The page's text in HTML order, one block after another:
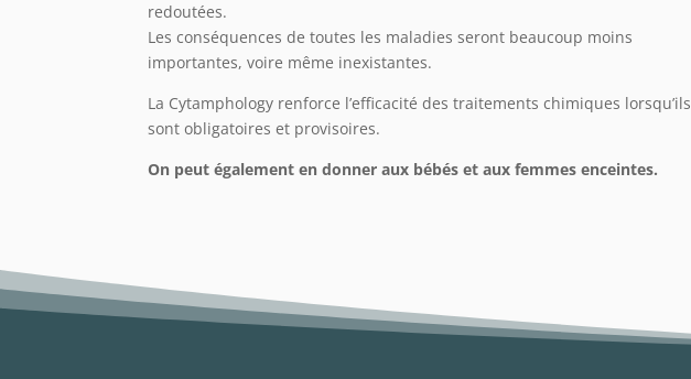
redoutées.
Les conséquences de toutes les maladies seront beaucoup moins
importantes, voire même inexistantes.
La Cytamphology renforce l’efficacité des traitements chimiques lorsqu’ils
sont obligatoires et provisoires.
On peut également en donner aux bébés et aux femmes enceintes.